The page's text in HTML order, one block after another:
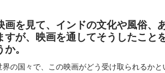
画を見て、インドの文化や風俗、
すが、映画を通してそうしたこと
。
の国々で、この映画がどう受け取られるか